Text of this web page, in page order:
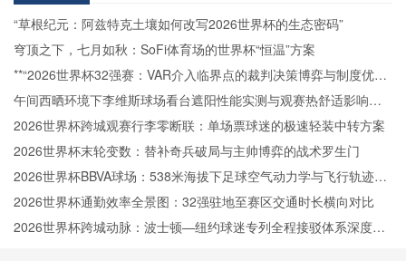
“草根纪元：阿兹特克土壤如何改写2026世界杯的生态密码”
穹顶之下，七月如秋：SoFi体育场的世界杯“恒温”方案
**“2026世界杯32强赛：VAR介入临界点的裁判决策博弈与制度优化
路径”**
午间西晒环境下李维斯球场看台遮阳性能实测与观赛热舒适影响分
析
2026世界杯跨城观赛行李零断联：单场票球迷的极速轻装中转方案
2026世界杯末轮变数：替补奇兵破局与主帅博弈的战术罗生门
2026世界杯BBVA球场：538米海拔下足球空气动力学与飞行轨迹的
微扰动解析
2026世界杯通勤效率全景图：32强驻地至赛区交通时长横向对比
2026世界杯跨城动脉：波士顿—纽约球迷专列全程接驳体系深度拆